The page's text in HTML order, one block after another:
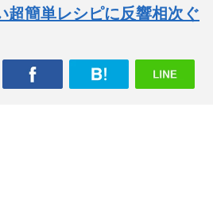
超簡単レシピに反響相次ぐ